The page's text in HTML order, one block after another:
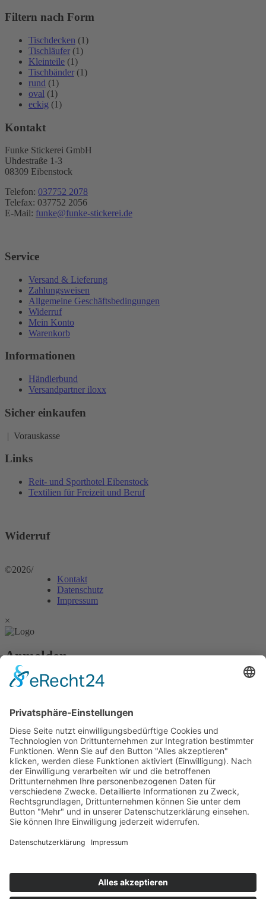
Filtern nach Form
Tischdecken (1)
Tischläufer (1)
Kleinteile (1)
Tischbänder (1)
rund (1)
oval (1)
eckig (1)
Kontakt
Funke Stickerei GmbH
Uhdestraße 1-3
08309 Eibenstock
Telefon: 037752 2078
Telefax: 037752 2056
E-Mail: funke@funke-stickerei.de
Service
Versand & Lieferung
Zahlungsweisen
Allgemeine Geschäftsbedingungen
Widerruf
Mein Konto
Warenkorb
Informationen
Händlerbund
Versandpartner iloxx
Sicher einkaufen
| Vorauskasse
Links
Reit- und Sporthotel Eibenstock
Textilien für Freizeit und Beruf
Widerruf
©2026/
Kontakt
Datenschutz
Impressum
×
Anmelden
Passwort vergessen?
Angemeldet bleiben
Anmelden
Zum Inhalt springen
Vertrag widerrufen
Werkzeugleiste öffnen